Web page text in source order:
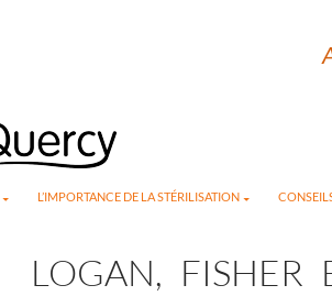
L’IMPORTANCE DE LA STÉRILISATION
LOGAN, FISHER